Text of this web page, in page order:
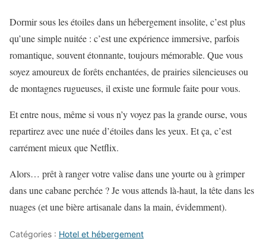
Dormir sous les étoiles dans un hébergement insolite, c’est plus
qu’une simple nuitée : c’est une expérience immersive, parfois
romantique, souvent étonnante, toujours mémorable. Que vous
soyez amoureux de forêts enchantées, de prairies silencieuses ou
de montagnes rugueuses, il existe une formule faite pour vous.
Et entre nous, même si vous n’y voyez pas la grande ourse, vous
repartirez avec une nuée d’étoiles dans les yeux. Et ça, c’est
carrément mieux que Netflix.
Alors… prêt à ranger votre valise dans une yourte ou à grimper
dans une cabane perchée ? Je vous attends là-haut, la tête dans les
nuages (et une bière artisanale dans la main, évidemment).
Catégories : Hotel et hébergement